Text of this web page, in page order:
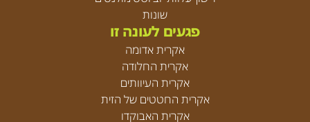
שונות
פגעים לעונה זו
אקרית אדומה
אקרית החלודה
אקרית העיוותים
אקרית החטטים של הזית
אקרית האבוקדו